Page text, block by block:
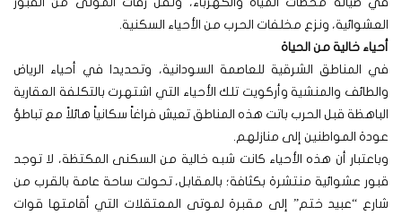
العشوائية، ونزع مخلفات الحرب من الأحياء السكنية.
أحياء خالية من الحياة
في المناطق الشرقية للعاصمة السودانية، وتحديدا في أحياء الرياض
والطائف والمنشية وأركويت تلك الأحياء التي اشتهرت بالتكلفة العقارية
الباهظة قبل الحرب باتت هذه المناطق تعيش فراغاً سكانياً هائلاً مع تباطؤ
عودة المواطنين إلى منازلهم.
وباعتبار أن هذه الأحياء كانت شبه خالية من السكنى المكتظة، لا توجد
قبور عشوائية منتشرة بكثافة؛ بالمقابل، تحولت ساحة عامة بالقرب من
شارع “عبيد ختم” إلى مقبرة لموتى المعتقلات التي أقامتها قوات